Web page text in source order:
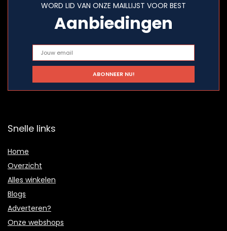
WORD LID VAN ONZE MAILLIJST VOOR BEST
Aanbiedingen
Snelle links
Home
Overzicht
Alles winkelen
Blogs
Adverteren?
Onze webshops